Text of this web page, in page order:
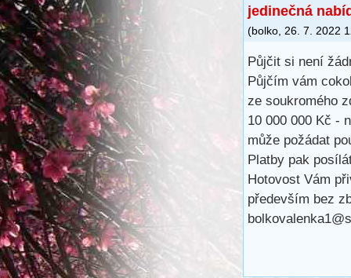
jedinečná
(bolko, 26. 7. 2022
Půjčit si není
Půjčím vám
ze soukromého
10 000 000 Kč -
může požádat
Platby pak
Hotovost Vám
především bez